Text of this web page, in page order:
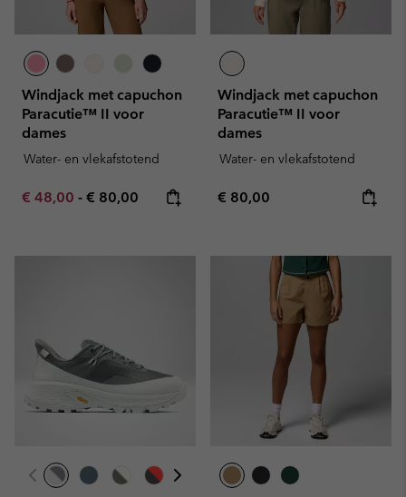
Windjack met capuchon
Paracutie™ II voor
dames
Water- en vlekafstotend
Minimum sale price:
€ 48,00 - Maximum price:
€ 80,00
Windjack met capuchon
Paracutie™ II voor
dames
Water- en vlekafstotend
Regular price:
€ 80,00